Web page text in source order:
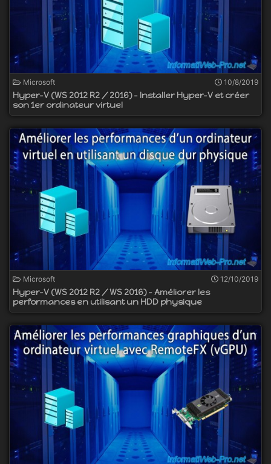
Microsoft 10/8/2019
Hyper-V (WS 2012 R2 / 2016) - Installer Hyper-V et créer
son 1er ordinateur virtuel
Microsoft 12/10/2019
Hyper-V (WS 2012 R2 / WS 2016) - Améliorer les
performances en utilisant un HDD physique